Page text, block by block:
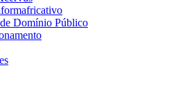
Domínio Público